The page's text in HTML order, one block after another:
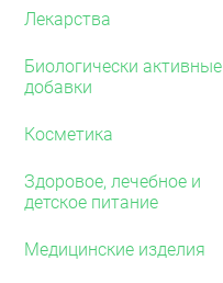
Лекарства
Биологически активные
добавки
Косметика
Здоровое, лечебное и
детское питание
Медицинские изделия